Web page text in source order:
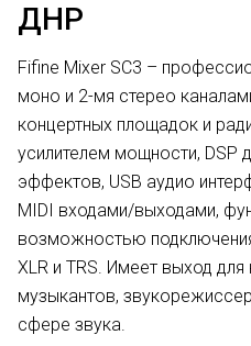
ДНР
Fifine Mixer SC3 –
моно и 2-мя стерео
концертных площадок и
усилителем мощности, DSP
эффектов, USB аудио
MIDI входами/выходами,
возможностью
XLR и TRS. Имеет выход
музыкантов,
сфере звука.